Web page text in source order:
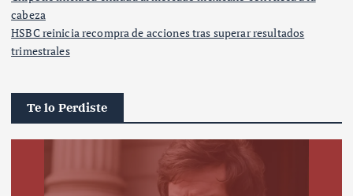
cabeza
HSBC reinicia recompra de acciones tras superar resultados
trimestrales
Te lo Perdiste